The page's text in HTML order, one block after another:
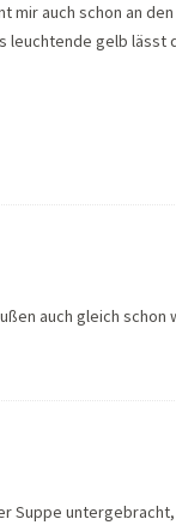
auch schon an
leuchtende gelb
auch gleich
Suppe